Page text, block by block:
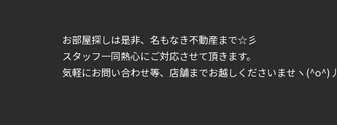
お部屋探しは是非、名もなき不動産まで☆彡
スタッフ一同熱心にご対応させて頂きます。
気軽にお問い合わせ等、店舗までお越しくださいませヽ(^o^)丿